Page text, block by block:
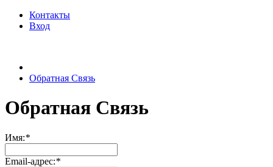
Контакты
Вход
Обратная Связь
Обратная Связь
Имя:*
Email-адрес:*